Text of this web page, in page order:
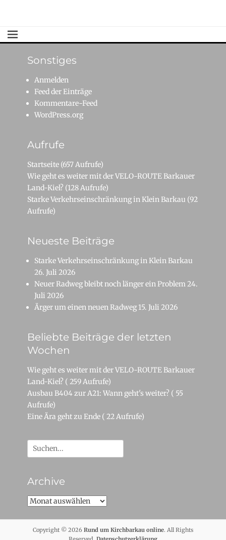
Sonstiges
Anmelden
Feed der Einträge
Kommentare-Feed
WordPress.org
Aufrufe
Startseite (657 Aufrufe)
Wie geht es weiter mit der VELO-ROUTE Barkauer
Land-Kiel? (128 Aufrufe)
Starke Verkehrseinschränkung in Klein Barkau (92
Aufrufe)
Neueste Beiträge
Starke Verkehrseinschränkung in Klein Barkau
26. Juli 2026
Neuer Radweg bleibt noch länger ein Problem24.
Juli 2026
Ärger um einen neuen Radweg 15. Juli 2026
Beliebte Beiträge der letzten
Wochen
Wie geht es weiter mit der VELO-ROUTE Barkauer
Land-Kiel? ( 259 Aufrufe)
Ausbau B404 zur A21: Wann geht's weiter? ( 55
Aufrufe)
Eine Ära geht zu Ende ( 22 Aufrufe)
Suche
nach:
Archive
Archive
Copyright © 2026 Rund um Kirchbarkau online. All Rights